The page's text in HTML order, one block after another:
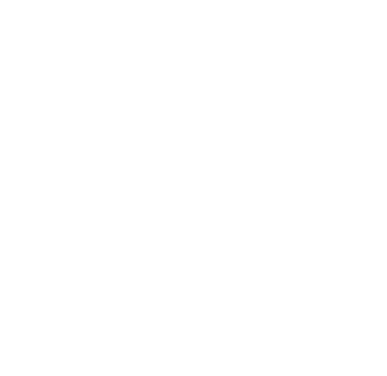
Bij TÜV NORD Nederland werken meer dan
professionals: ingenieurs, auditors,
delen zij één doel: organisaties ondersteunen
Onafhankelijke beoordelingen, zonder commerciële